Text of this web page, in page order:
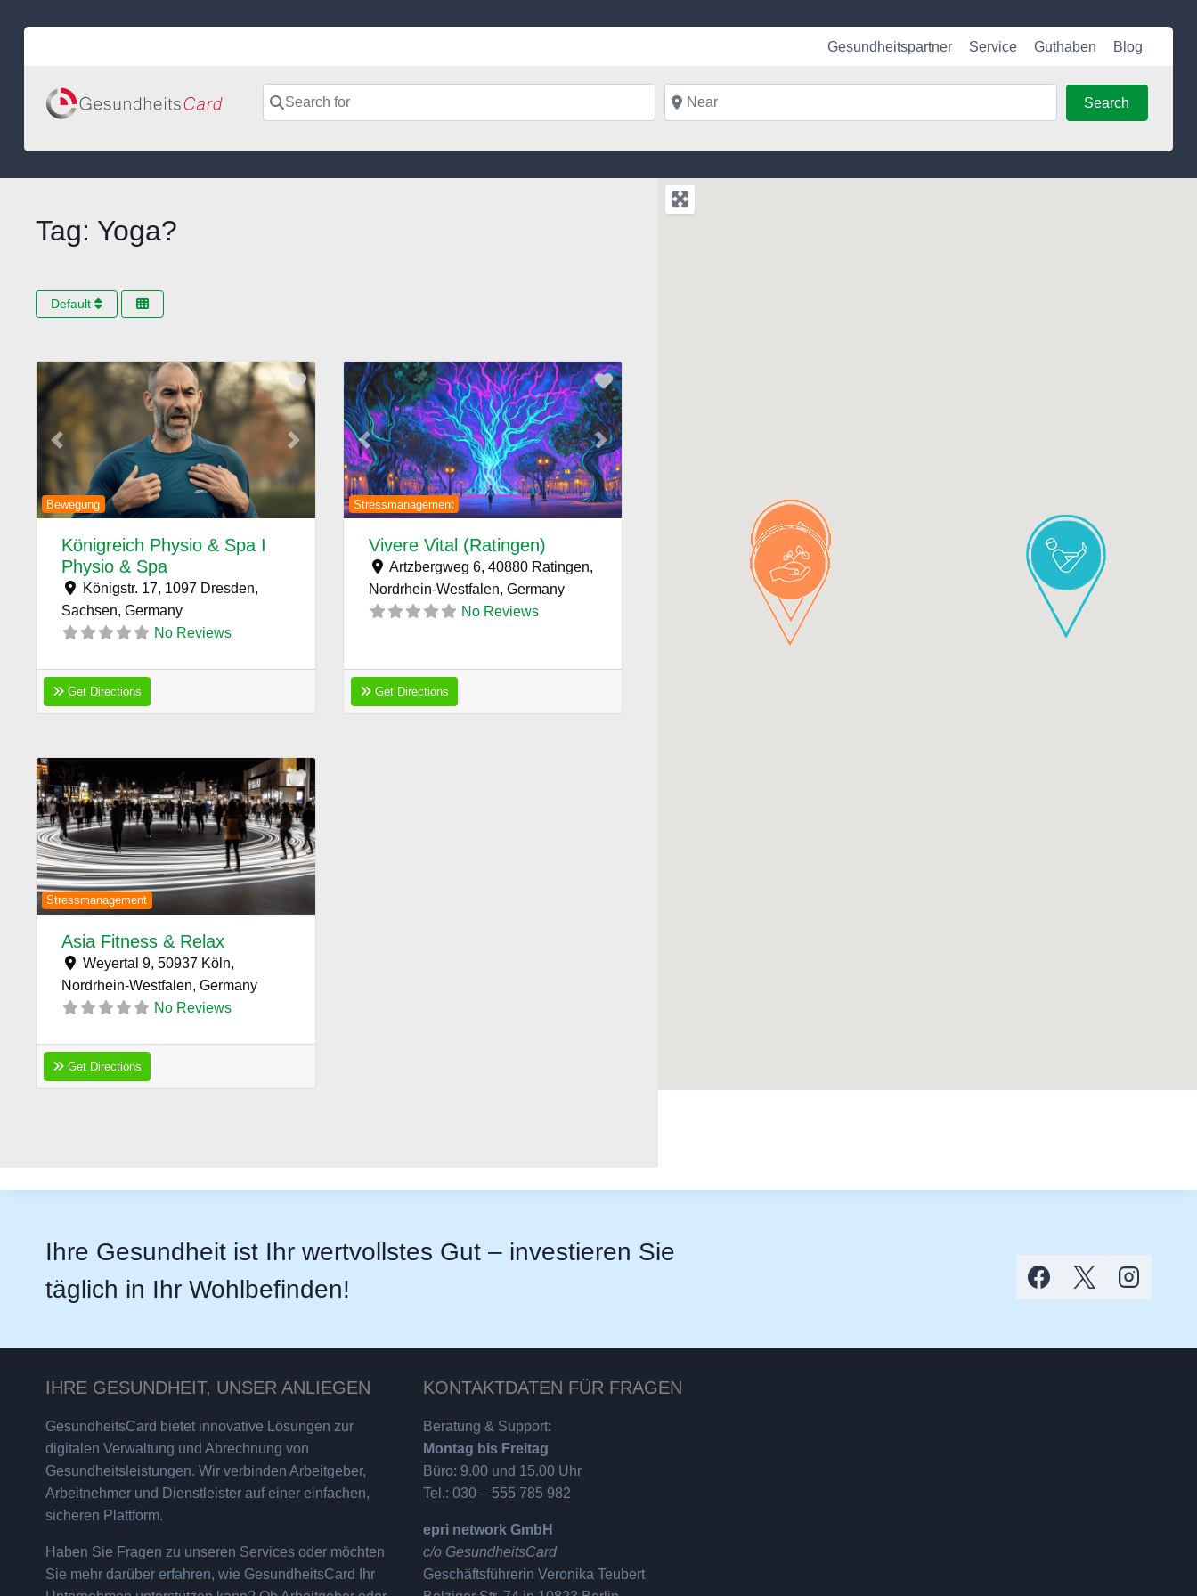
Gesundheitspartner Service Guthaben Blog
Search for Near
Search
Tag: Yoga?
Default
Favorite
Bewegung
Previous Next
Königreich Physio & Spa I
Physio & Spa
Königstr. 17, 1097 Dresden,
Sachsen, Germany
No Reviews
Get Directions
Favorite
Stressmanagement
Previous Next
Vivere Vital (Ratingen)
Artzbergweg 6, 40880 Ratingen,
Nordrhein-Westfalen, Germany
No Reviews
Get Directions
Favorite
Stressmanagement
Previous Next
Asia Fitness & Relax
Weyertal 9, 50937 Köln,
Nordrhein-Westfalen, Germany
No Reviews
Get Directions
Ihre Gesundheit ist Ihr wertvollstes Gut – investieren Sie
täglich in Ihr Wohlbefinden!
IHRE GESUNDHEIT, UNSER ANLIEGEN
GesundheitsCard bietet innovative Lösungen zur
digitalen Verwaltung und Abrechnung von
Gesundheitsleistungen. Wir verbinden Arbeitgeber,
Arbeitnehmer und Dienstleister auf einer einfachen,
sicheren Plattform.
Haben Sie Fragen zu unseren Services oder möchten
Sie mehr darüber erfahren, wie GesundheitsCard Ihr
KONTAKTDATEN FÜR FRAGEN
Beratung & Support:
Montag bis Freitag
Büro: 9.00 und 15.00 Uhr
Tel.: 030 – 555 785 982
epri network GmbH
c/o GesundheitsCard
Geschäftsführerin Veronika Teubert